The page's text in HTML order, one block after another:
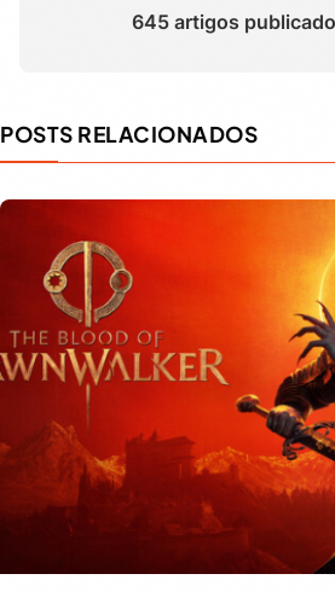
645 artigos
POSTS RELACIONADOS